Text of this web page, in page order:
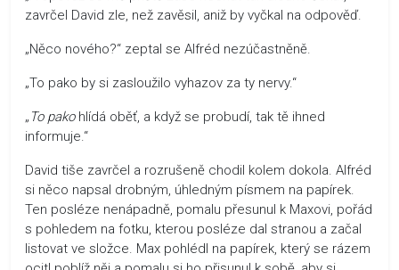
zavrčel David zle, než zavěsil, aniž by vyčkal na odpověď.
„Něco nového?“ zeptal se Alfréd nezúčastněně.
„To pako by si zasloužilo vyhazov za ty nervy.“
„ To pakohlídá oběť, a když se probudí, tak tě ihned
informuje.“
David tiše zavrčel a rozrušeně chodil kolem dokola. Alfréd
si něco napsal drobným, úhledným písmem na papírek.
Ten posléze nenápadně, pomalu přesunul k Maxovi, pořád
s pohledem na fotku, kterou posléze dal stranou a začal
listovat ve složce. Max pohlédl na papírek, který se rázem